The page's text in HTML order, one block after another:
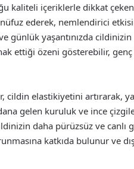
kaliteli içeriklerle dikkat
ederek, nemlendirici
günlük yaşantınızda
ettiği özeni gösterebilir,
cildin elastikiyetini artırarak,
gelen kuruluk ve ince
daha pürüzsüz ve canlı
katkıda bulunur ve